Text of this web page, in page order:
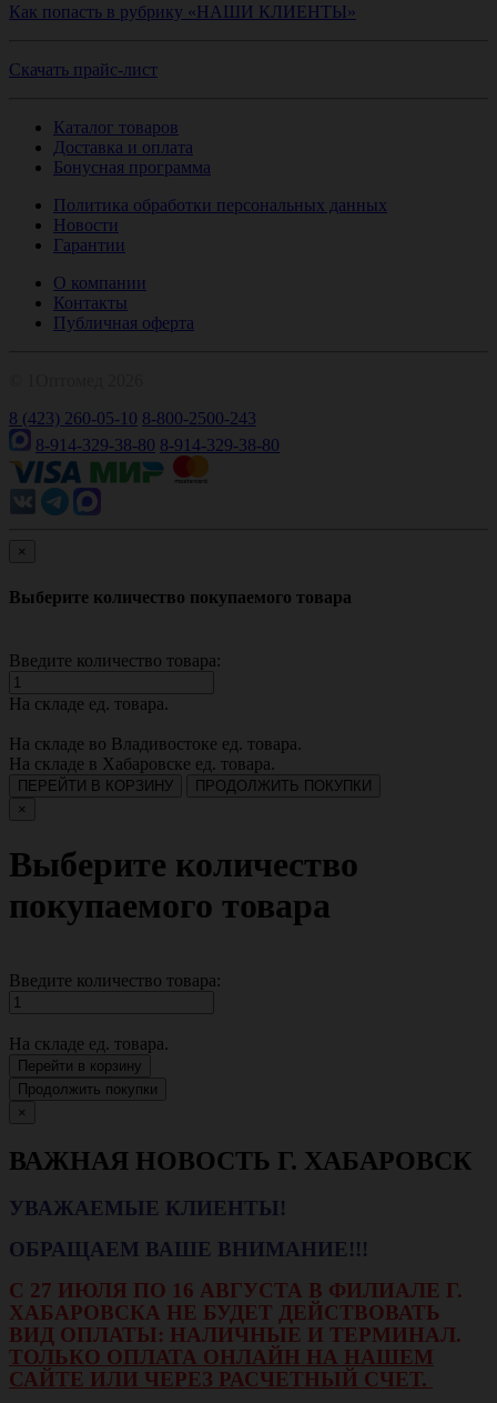
Как попасть в рубрику «НАШИ КЛИЕНТЫ»
Скачать прайс-лист
Каталог товаров
Доставка и оплата
Бонусная программа
Политика обработки персональных данных
Новости
Гарантии
О компании
Контакты
Публичная оферта
8 (423) 260-05-10 8-800-2500-243
8-914-329-38-80 8-914-329-38-80
×
Выберите количество покупаемого товара
Введите количество товара:
На складе ед. товара.
На складе во Владивостоке ед. товара.
На складе в Хабаровске ед. товара.
ПЕРЕЙТИ В КОРЗИНУ
ПРОДОЛЖИТЬ ПОКУПКИ
×
Выберите количество
покупаемого товара
Введите количество товара:
На складе ед. товара.
Перейти в корзину
Продолжить покупки
×
ВАЖНАЯ НОВОСТЬ Г. ХАБАРОВСК
УВАЖАЕМЫЕ КЛИЕНТЫ!
ОБРАЩАЕМ ВАШЕ ВНИМАНИЕ!!!
С 27 ИЮЛЯ ПО 16 АВГУСТА В ФИЛИАЛЕ Г.
ХАБАРОВСКА НЕ БУДЕТ ДЕЙСТВОВАТЬ
ВИД ОПЛАТЫ: НАЛИЧНЫЕ И ТЕРМИНАЛ.
ТОЛЬКО ОПЛАТА ОНЛАЙН НА НАШЕМ
САЙТЕ ИЛИ ЧЕРЕЗ РАСЧЕТНЫЙ СЧЕТ.